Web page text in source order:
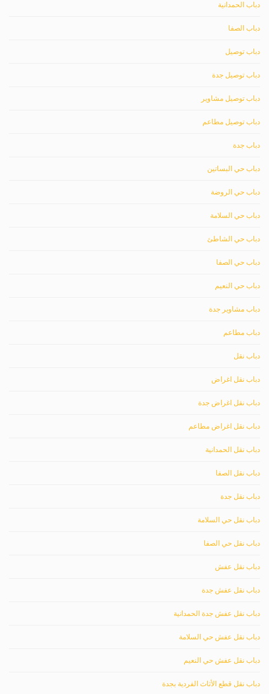
دباب الحمدانية
دباب الصفا
دباب توصيل
دباب توصيل جدة
دباب توصيل مشاوير
دباب توصيل مطاعم
دباب جدة
دباب حي البساتين
دباب حي الروضة
دباب حي السلامة
دباب حي الشاطئ
دباب حي الصفا
دباب حي النعيم
دباب مشاوير جدة
دباب مطاعم
دباب نقل
دباب نقل اغراض
دباب نقل اغراض جدة
دباب نقل اغراض مطاعم
دباب نقل الحمدانية
دباب نقل الصفا
دباب نقل جدة
دباب نقل حي السلامة
دباب نقل حي الصفا
دباب نقل عفش
دباب نقل عفش جدة
دباب نقل عفش جدة الحمدانية
دباب نقل عفش حي السلامة
دباب نقل عفش حي النعيم
دباب نقل قطع الأثاث الفردية بجدة